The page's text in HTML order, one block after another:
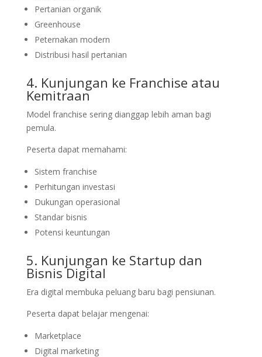
Pertanian organik
Greenhouse
Peternakan modern
Distribusi hasil pertanian
4. Kunjungan ke Franchise atau
Kemitraan
Model franchise sering dianggap lebih aman bagi
pemula.
Peserta dapat memahami:
Sistem franchise
Perhitungan investasi
Dukungan operasional
Standar bisnis
Potensi keuntungan
5. Kunjungan ke Startup dan
Bisnis Digital
Era digital membuka peluang baru bagi pensiunan.
Peserta dapat belajar mengenai:
Marketplace
Digital marketing